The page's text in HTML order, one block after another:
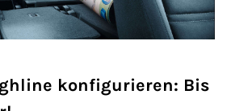
konfigurieren: Bis